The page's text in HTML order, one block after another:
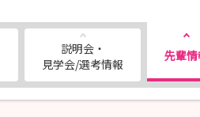
説明会・
見学会/選考情報
先輩